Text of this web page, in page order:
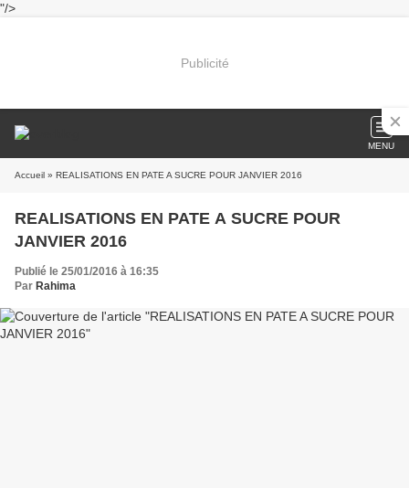
"/>
Publicité
MENU
Accueil » REALISATIONS EN PATE A SUCRE POUR JANVIER 2016
REALISATIONS EN PATE A SUCRE POUR
JANVIER 2016
Publié le 25/01/2016 à 16:35
Par Rahima